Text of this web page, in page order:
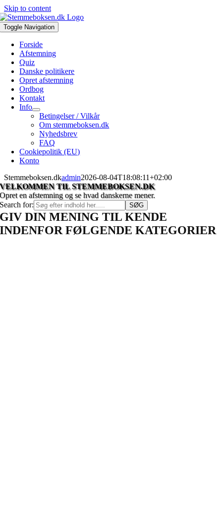
Skip to content
Toggle Navigation
Forside
Afstemning
Quiz
Danske politikere
Opret afstemning
Ordbog
Kontakt
Info
Betingelser / Vilkår
Om stemmeboksen.dk
Nyhedsbrev
FAQ
Cookiepolitik (EU)
Konto
Stemmeboksen.dkadmin2026-08-04T18:08:11+02:00
VELKOMMEN TIL STEMMEBOKSEN.DK
Opret en afstemning og se hvad danskerne mener.
Search for:
GIV DIN MENING TIL KENDE
INDENFOR FØLGENDE KATEGORIER